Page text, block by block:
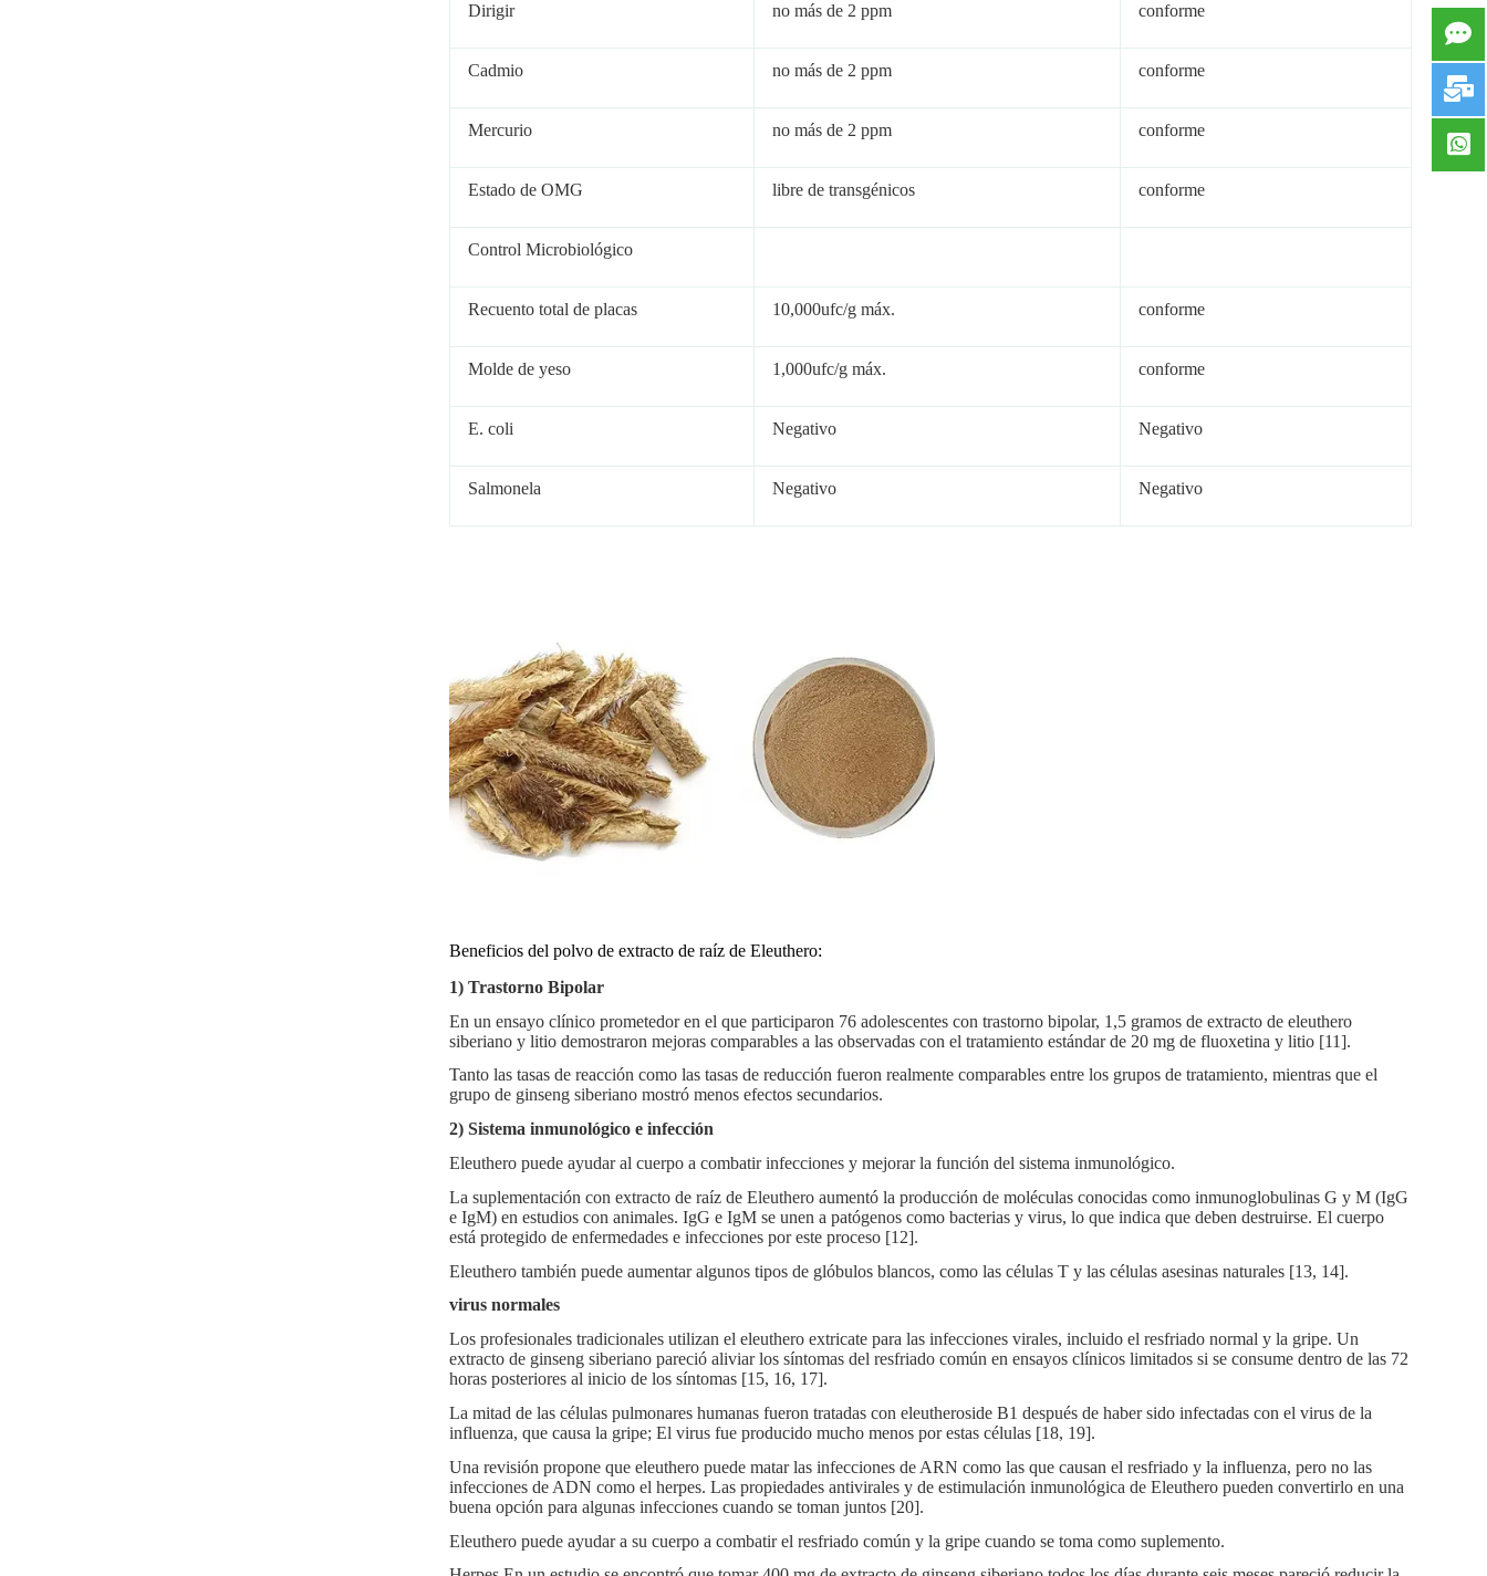
Dirigir no más de 2 ppm conforme
Cadmio no más de 2 ppm conforme
Mercurio no más de 2 ppm conforme
Estado de OMG libre de transgénicos conforme
Control Microbiológico
Recuento total de placas 10,000ufc/g máx. conforme
Molde de yeso 1,000ufc/g máx. conforme
E. coli Negativo Negativo
Salmonela Negativo Negativo
Beneficios del polvo de extracto de raíz de Eleuthero:
1) Trastorno Bipolar
En un ensayo clínico prometedor en el que participaron 76 adolescentes con trastorno bipolar, 1,5 gramos de extracto de eleuthero
siberiano y litio demostraron mejoras comparables a las observadas con el tratamiento estándar de 20 mg de fluoxetina y litio [11].
Tanto las tasas de reacción como las tasas de reducción fueron realmente comparables entre los grupos de tratamiento, mientras que el
grupo de ginseng siberiano mostró menos efectos secundarios.
2) Sistema inmunológico e infección
Eleuthero puede ayudar al cuerpo a combatir infecciones y mejorar la función del sistema inmunológico.
La suplementación con extracto de raíz de Eleuthero aumentó la producción de moléculas conocidas como inmunoglobulinas G y M (IgG
e IgM) en estudios con animales. IgG e IgM se unen a patógenos como bacterias y virus, lo que indica que deben destruirse. El cuerpo
está protegido de enfermedades e infecciones por este proceso [12].
Eleuthero también puede aumentar algunos tipos de glóbulos blancos, como las células T y las células asesinas naturales [13, 14].
virus normales
Los profesionales tradicionales utilizan el eleuthero extricate para las infecciones virales, incluido el resfriado normal y la gripe. Un
extracto de ginseng siberiano pareció aliviar los síntomas del resfriado común en ensayos clínicos limitados si se consume dentro de las 72
horas posteriores al inicio de los síntomas [15, 16, 17].
La mitad de las células pulmonares humanas fueron tratadas con eleutheroside B1 después de haber sido infectadas con el virus de la
influenza, que causa la gripe; El virus fue producido mucho menos por estas células [18, 19].
Una revisión propone que eleuthero puede matar las infecciones de ARN como las que causan el resfriado y la influenza, pero no las
infecciones de ADN como el herpes. Las propiedades antivirales y de estimulación inmunológica de Eleuthero pueden convertirlo en una
buena opción para algunas infecciones cuando se toman juntos [20].
Eleuthero puede ayudar a su cuerpo a combatir el resfriado común y la gripe cuando se toma como suplemento.